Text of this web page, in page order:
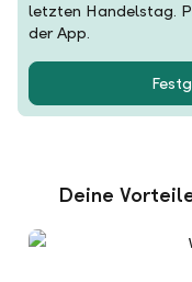
letzten Handelstag.
der App.
Deine